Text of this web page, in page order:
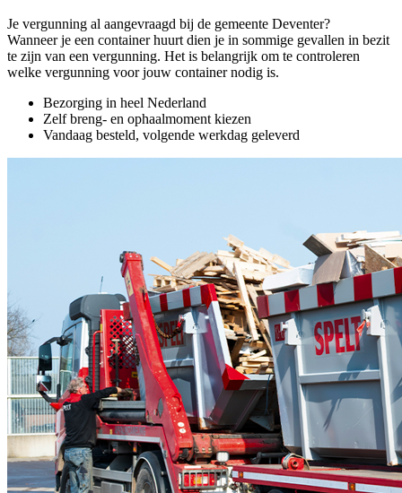
Je vergunning al aangevraagd bij de gemeente Deventer?
Wanneer je een container huurt dien je in sommige gevallen in bezit
te zijn van een vergunning. Het is belangrijk om te controleren
welke vergunning voor jouw container nodig is.
Bezorging in heel Nederland
Zelf breng- en ophaalmoment kiezen
Vandaag besteld, volgende werkdag geleverd